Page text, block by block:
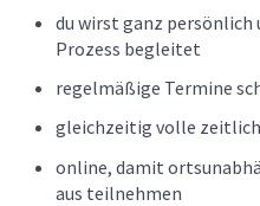
du wirst ganz persönlich
Prozess begleitet
regelmäßige Termine
gleichzeitig volle
online, damit
aus teilnehmen